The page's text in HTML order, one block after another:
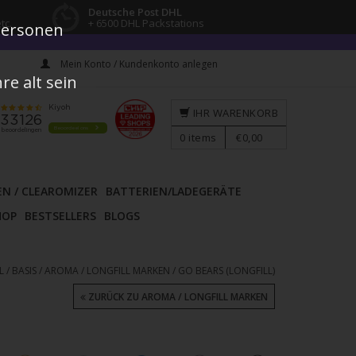
Deutsche Post DHL
+ 6500 DHL Packstations
Mein Konto / Kundenkonto anlegen
/ CLEAROMIZER
BATTERIEN/LADEGERÄTE
BESTSELLERS BLOGS
IHR WARENKORB
0 items €0,00
/ BASIS/AROMA / LONGFILL MARKEN / GO BEARS (LONGFILL)
ZURÜCK ZU AROMA / LONGFILL MARKEN
alt sein